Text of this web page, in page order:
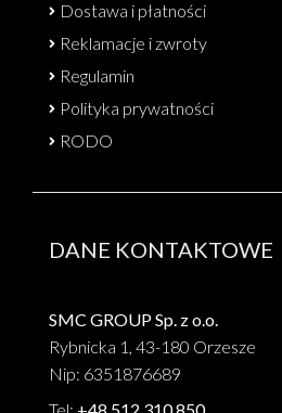
Dostawa i płatności
Reklamacje i zwroty
Regulamin
Polityka prywatności
RODO
DANE KONTAKTOWE
SMC GROUP Sp. z o.o.
Rybnicka 1, 43-180 Orzesze
Nip: 6351876689